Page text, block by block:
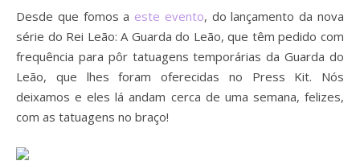
Desde que fomos a este evento, do lançamento da nova
série do Rei Leão: A Guarda do Leão, que têm pedido com
frequência para pôr tatuagens temporárias da Guarda do
Leão, que lhes foram oferecidas no Press Kit. Nós
deixamos e eles lá andam cerca de uma semana, felizes,
com as tatuagens no braço!